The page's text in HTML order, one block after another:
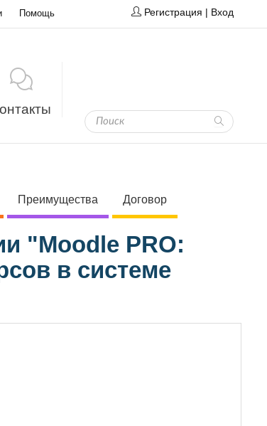
Помощь Регистрация | Вход
Преимущества Договор
"Moodle PRO:
в системе